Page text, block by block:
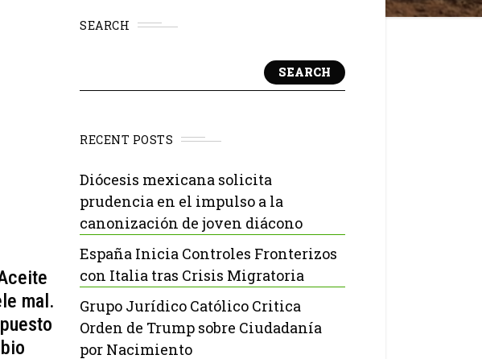
mal.
SEARCH
SEARCH
RECENT POSTS
Diócesis mexicana solicita
prudencia en el impulso a la
canonización de joven diácono
España Inicia Controles Fronterizos
con Italia tras Crisis Migratoria
Grupo Jurídico Católico Critica
Orden de Trump sobre Ciudadanía
por Nacimiento